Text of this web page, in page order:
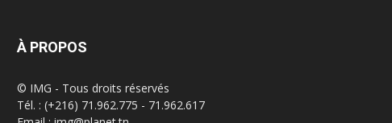
À PROPOS
© IMG - Tous droits réservés
Tél. : (+216) 71.962.775 - 71.962.617